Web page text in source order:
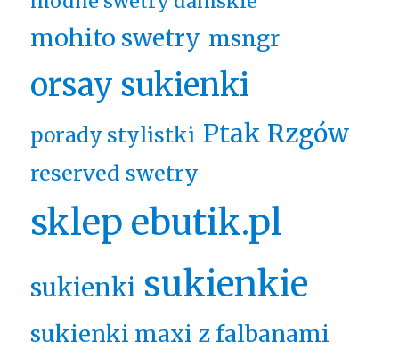
mohito swetry msngr
orsay sukienki
porady stylistki Ptak Rzgów
reserved swetry
sklep ebutik.pl
sukienki sukienkie
sukienki maxi z falbanami